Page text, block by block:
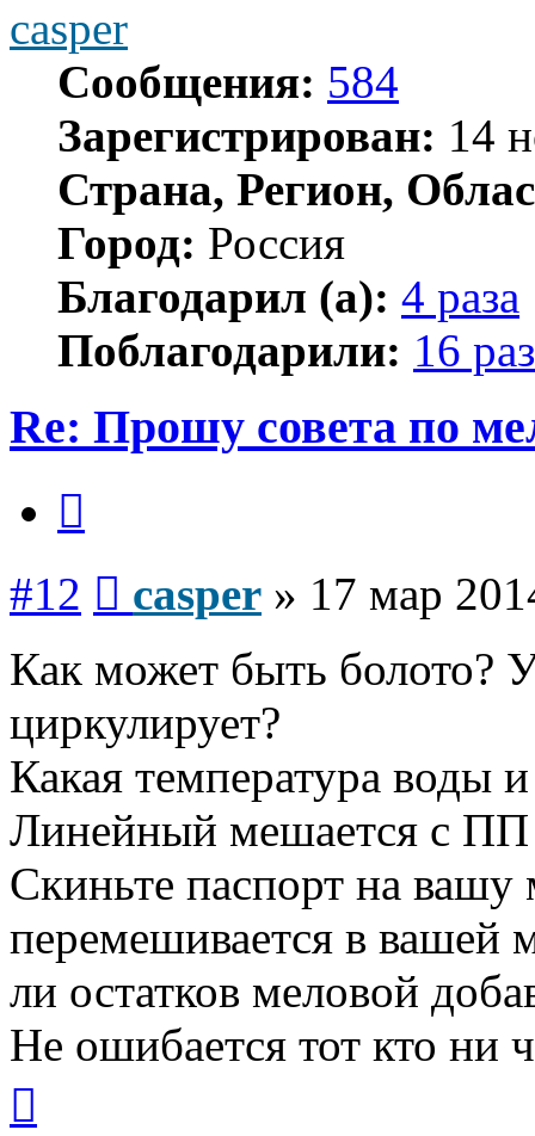
casper
Сообщения: 584
Зарегистрирован: 14
Страна, Регион,
Город: Россия
Благодарил (а): 4 раза
Поблагодарили: 16 раз
Re: Прошу совета по
#12 casper » 17 мар
Как может быть болото?
циркулирует?
Какая температура воды
Линейный мешается с ПП
Скиньте паспорт на
перемешивается в вашей
ли остатков меловой
Не ошибается тот кто ни
началу